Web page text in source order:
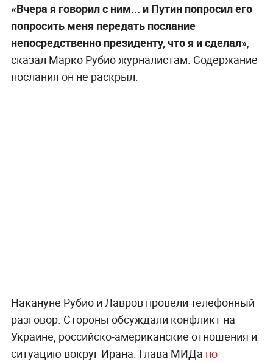
«Вчера я говорил с ним... и Путин попросил его
попросить меня передать послание
непосредственно президенту, что я и сделал», —
сказал Марко Рубио журналистам. Содержание
послания он не раскрыл.
Накануне Рубио и Лавров провели телефонный
разговор. Стороны обсуждали конфликт на
Украине, российско-американские отношения и
ситуацию вокруг Ирана. Глава МИДа по